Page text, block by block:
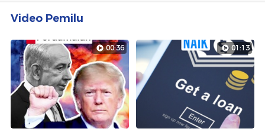
Video Pemilu
00:36 01:13